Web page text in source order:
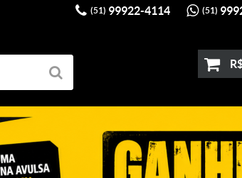
(51) 99922-4114 (51)